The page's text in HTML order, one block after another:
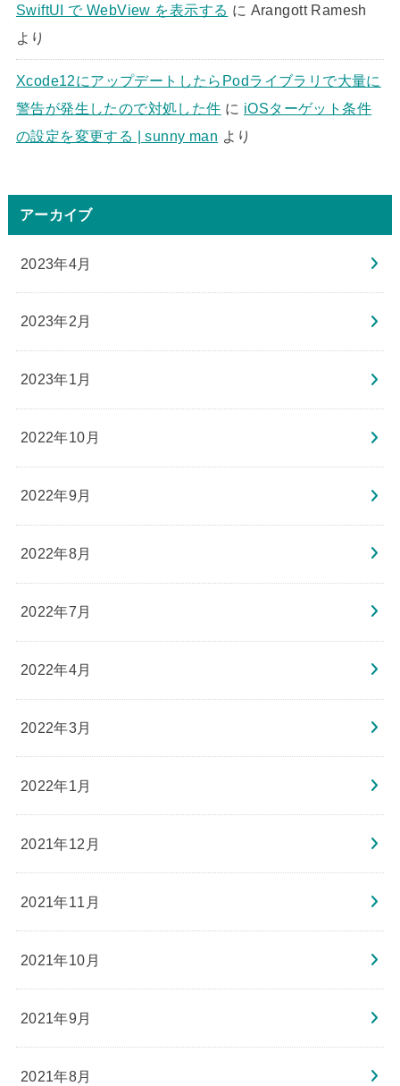
SwiftUI で WebView を表示する に Arangott Ramesh
より
Xcode12にアップデートしたらPodライブラリで大量に
警告が発生したので対処した件 に iOSターゲット条件
の設定を変更する | sunny man より
アーカイブ
2023年4月
2023年2月
2023年1月
2022年10月
2022年9月
2022年8月
2022年7月
2022年4月
2022年3月
2022年1月
2021年12月
2021年11月
2021年10月
2021年9月
2021年8月